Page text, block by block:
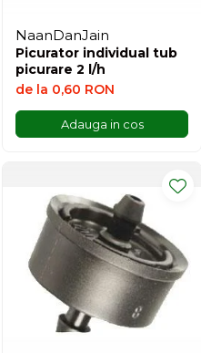
NaanDanJain
Picurator individual tub
picurare 2 l/h
de la 0,60 RON
Adauga in cos